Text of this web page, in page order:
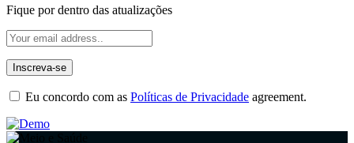
Fique por dentro das atualizações
Eu concordo com as Políticas de Privacidade agreement.